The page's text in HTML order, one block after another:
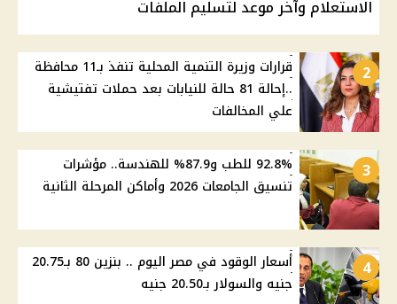
الاستعلام وآخر موعد لتسليم الملفات
2
قرارات وزيرة التنمية المحلية تنفذ بـ11 محافظة
..إحالة 81 حالة للنيابات بعد حملات تفتيشية
علي المخالفات
3
92.8% للطب و87.9% للهندسة.. مؤشرات
تنسيق الجامعات 2026 وأماكن المرحلة الثانية
4
أسعار الوقود في مصر اليوم .. بنزين 80 بـ20.75
جنيه والسولار بـ20.50 جنيه